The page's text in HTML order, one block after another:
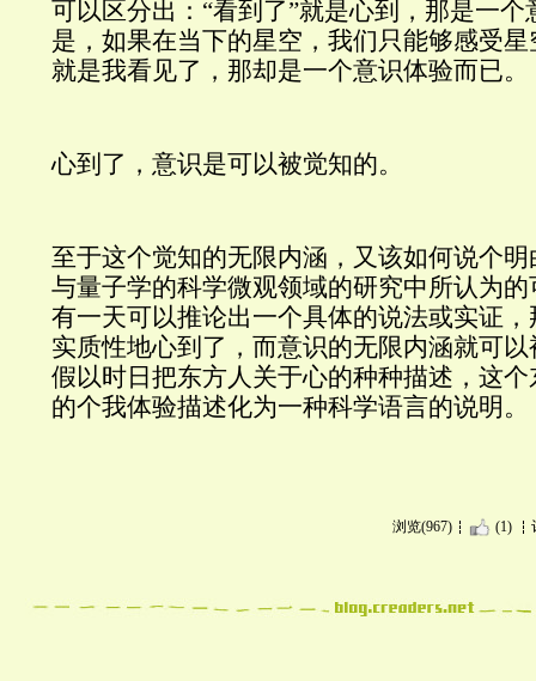
可以区分出：“看到了”就是心到，那是一
是，如果在当下的星空，我们只能够感受
就是我看见了，那却是一个意识体验而已。
心到了，意识是可以被觉知的。
至于这个觉知的无限内涵，又该如何说个
与量子学的科学微观领域的研究中所认为
有一天可以推论出一个具体的说法或实证
实质性地心到了，而意识的无限内涵就可
假以时日把东方人关于心的种种描述，这
的个我体验描述化为一种科学语言的说明。
浏览(967) (1)